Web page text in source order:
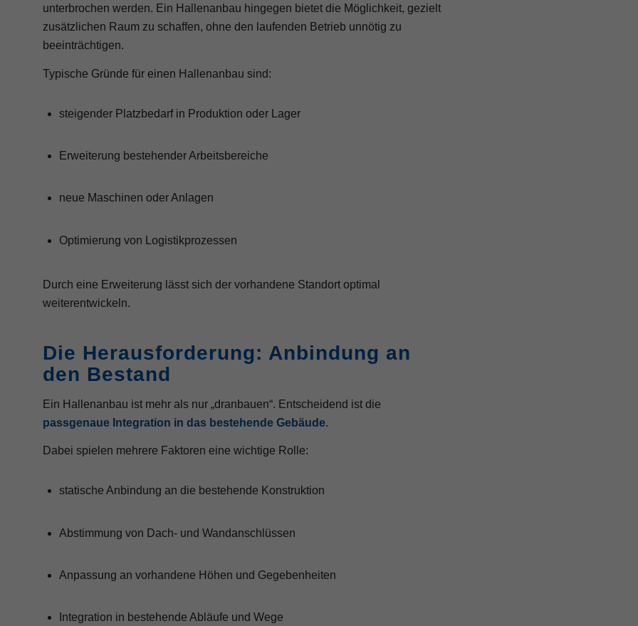
unterbrochen werden. Ein Hallenanbau hingegen bietet die Möglichkeit, gezielt
zusätzlichen Raum zu schaffen, ohne den laufenden Betrieb unnötig zu
beeinträchtigen.
Typische Gründe für einen Hallenanbau sind:
steigender Platzbedarf in Produktion oder Lager
Erweiterung bestehender Arbeitsbereiche
neue Maschinen oder Anlagen
Optimierung von Logistikprozessen
Durch eine Erweiterung lässt sich der vorhandene Standort optimal
weiterentwickeln.
Die Herausforderung: Anbindung an
den Bestand
Ein Hallenanbau ist mehr als nur „dranbauen“. Entscheidend ist die
passgenaue Integration in das bestehende Gebäude.
Dabei spielen mehrere Faktoren eine wichtige Rolle:
statische Anbindung an die bestehende Konstruktion
Abstimmung von Dach- und Wandanschlüssen
Anpassung an vorhandene Höhen und Gegebenheiten
Integration in bestehende Abläufe und Wege